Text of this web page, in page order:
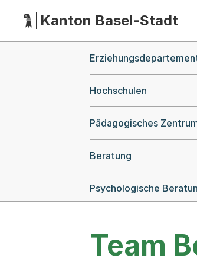
HauptnavigationKanton Basel-Stadt
Hochschulen
Pädagogisches
Beratung
Psychologische
Team